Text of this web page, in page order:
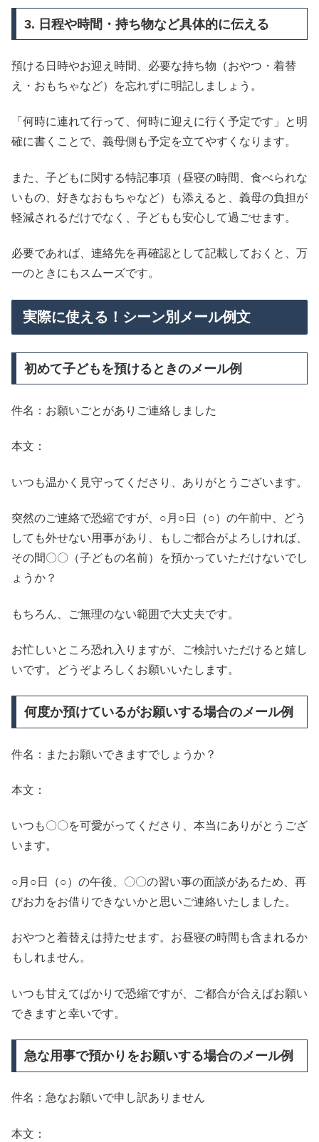
3. 日程や時間・持ち物など具体的に伝える
預ける日時やお迎え時間、必要な持ち物（おやつ・着替
え・おもちゃなど）を忘れずに明記しましょう。
「何時に連れて行って、何時に迎えに行く予定です」と明
確に書くことで、義母側も予定を立てやすくなります。
また、子どもに関する特記事項（昼寝の時間、食べられな
いもの、好きなおもちゃなど）も添えると、義母の負担が
軽減されるだけでなく、子どもも安心して過ごせます。
必要であれば、連絡先を再確認として記載しておくと、万
一のときにもスムーズです。
実際に使える！シーン別メール例文
初めて子どもを預けるときのメール例
件名：お願いごとがありご連絡しました
本文：
いつも温かく見守ってくださり、ありがとうございます。
突然のご連絡で恐縮ですが、○月○日（○）の午前中、どう
しても外せない用事があり、もしご都合がよろしければ、
その間〇〇（子どもの名前）を預かっていただけないでし
ょうか？
もちろん、ご無理のない範囲で大丈夫です。
お忙しいところ恐れ入りますが、ご検討いただけると嬉し
いです。どうぞよろしくお願いいたします。
何度か預けているがお願いする場合のメール例
件名：またお願いできますでしょうか？
本文：
いつも〇〇を可愛がってくださり、本当にありがとうござ
います。
○月○日（○）の午後、〇〇の習い事の面談があるため、再
びお力をお借りできないかと思いご連絡いたしました。
おやつと着替えは持たせます。お昼寝の時間も含まれるか
もしれません。
いつも甘えてばかりで恐縮ですが、ご都合が合えばお願い
できますと幸いです。
急な用事で預かりをお願いする場合のメール例
件名：急なお願いで申し訳ありません
本文：